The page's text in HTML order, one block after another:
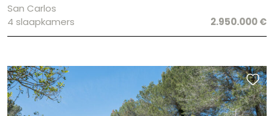
San Carlos
4 slaapkamers
2.950.000 €